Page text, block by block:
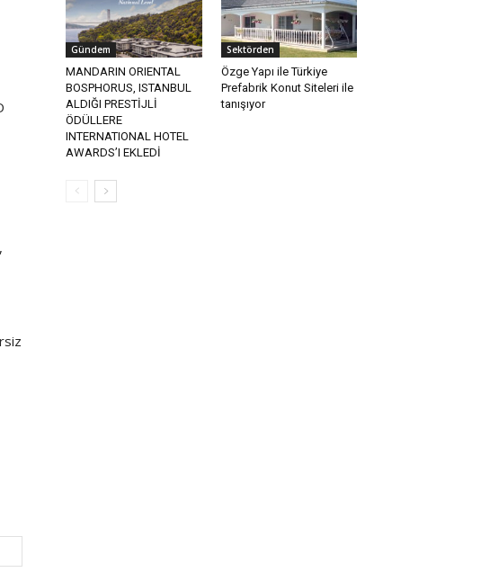
Gündem
MANDARIN ORIENTAL
BOSPHORUS, ISTANBUL
ALDIĞI PRESTİJLİ
ÖDÜLLERE
INTERNATIONAL HOTEL
AWARDS’I EKLEDİ
Sektörden
Özge Yapı ile Türkiye
Prefabrik Konut Siteleri ile
tanışıyor